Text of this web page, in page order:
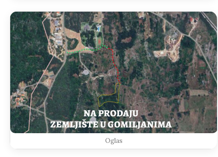
Oglas